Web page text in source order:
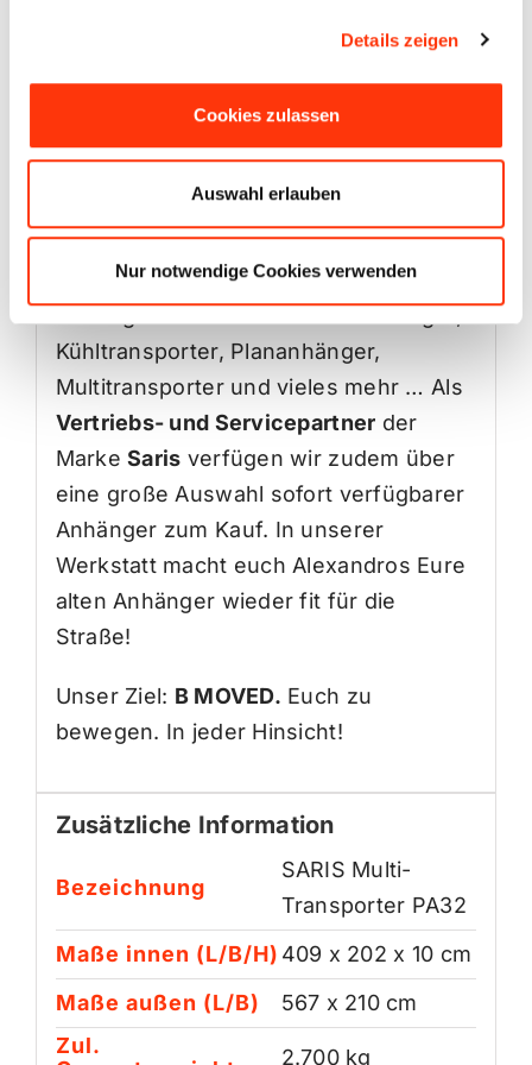
Details zeigen
Cookies zulassen
Auswahl erlauben
Nur notwendige Cookies verwenden
nächsten Urlaub zu machen!Hier
kannst du dir einen Eindruck
verschaffen wie es bei uns aussieht.
01. Juli 2019konnten wir unsere
Produktpalette erweitern. Ihr findet bei
uns in Geilenkirchen eine Flotte aus 20
Anhänger zur Miete: Kasten Anhänger,
Kühltransporter, Plananhänger,
Multitransporter und vieles mehr … Als
Vertriebs- und Servicepartner der
MarkeSaris verfügen wir zudem über
eine große Auswahl sofort verfügbarer
Anhänger zum Kauf. In unserer
Werkstatt macht euch Alexandros Eure
alten Anhänger wieder fit für die
Straße!
Unser Ziel: B MOVED. Euch zu
bewegen. In jeder Hinsicht!
Zusätzliche Information
Bezeichnung
SARIS Multi-
Transporter PA32
Maße innen (L/B/H) 409 x 202 x 10 cm
Maße außen (L/B)
567 x 210 cm
Zul.
2.700 kg